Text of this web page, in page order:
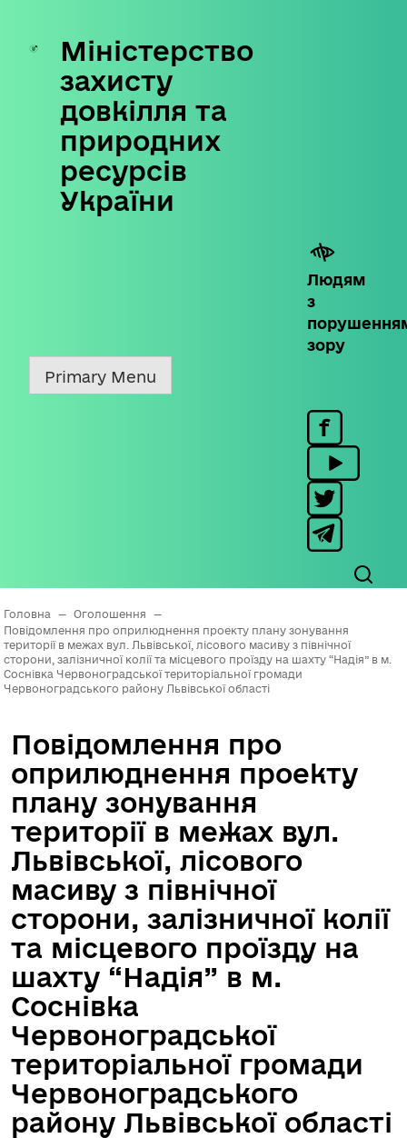
Skip
content
Міністерство
захисту
довкілля та
природних
ресурсів
України
Людям
з
зору
Primary Menu
Головна — Оголошення
—
Повідомлення про оприлюднення проекту плану зонування
території в межах вул. Львівської, лісового масиву з північної
сторони, залізничної колії та місцевого проїзду на шахту “Надія” в м.
Соснівка Червоноградської територіальної громади
Червоноградського району Львівської області
Повідомлення про
оприлюднення проекту
плану зонування
території в межах вул.
Львівської, лісового
масиву з північної
сторони, залізничної колії
та місцевого проїзду на
шахту “Надія” в м.
Соснівка
Червоноградської
територіальної громади
Червоноградського
району Львівської області